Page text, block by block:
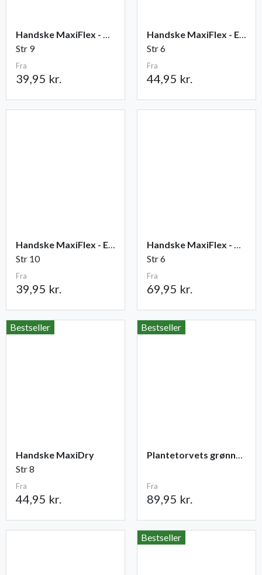
Handske MaxiFlex - Ultimate
Str 9
Fra
39,95 kr.
Handske MaxiFlex - Endurance
Str 6
Fra
44,95 kr.
Handske MaxiFlex - Elite
Str 10
Fra
39,95 kr.
Handske MaxiFlex - Cut
Str 6
Fra
69,95 kr.
Bestseller
Handske MaxiDry
Str 8
Fra
44,95 kr.
Bestseller
Plantetorvets grønne vandingspose 75 liter
Fra
89,95 kr.
Bestseller